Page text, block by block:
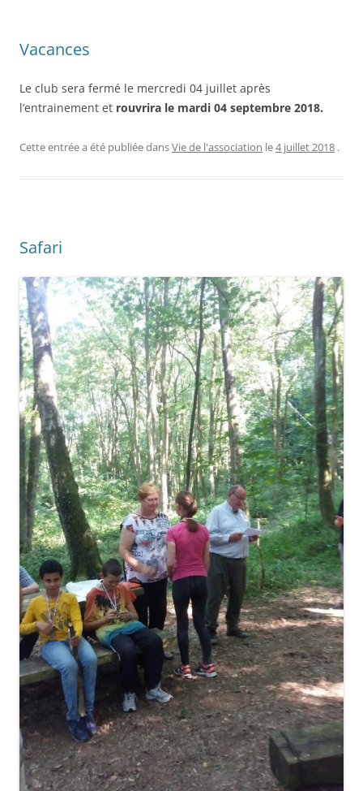
Vacances
Le club sera fermé le mercredi 04 juillet après
l’entrainement et rouvrira le mardi 04 septembre 2018.
Cette entrée a été publiée dansVie de l'association le4 juillet 2018 .
Safari